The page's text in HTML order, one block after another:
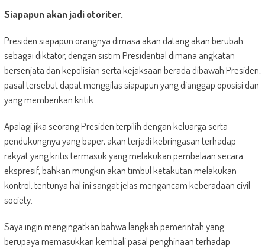
Siapapun akan jadi otoriter.
Presiden siapapun orangnya dimasa akan datang akan berubah
sebagai diktator, dengan sistim Presidential dimana angkatan
bersenjata dan kepolisian serta kejaksaan berada dibawah Presiden,
pasal tersebut dapat menggilas siapapun yang dianggap oposisi dan
yang memberikan kritik.
Apalagi jika seorang Presiden terpilih dengan keluarga serta
pendukungnya yang baper, akan terjadi kebringasan terhadap
rakyat yang kritis termasuk yang melakukan pembelaan secara
ekspresif, bahkan mungkin akan timbul ketakutan melakukan
kontrol, tentunya hal ini sangat jelas mengancam keberadaan civil
society.
Saya ingin mengingatkan bahwa langkah pemerintah yang
berupaya memasukkan kembali pasal penghinaan terhadap